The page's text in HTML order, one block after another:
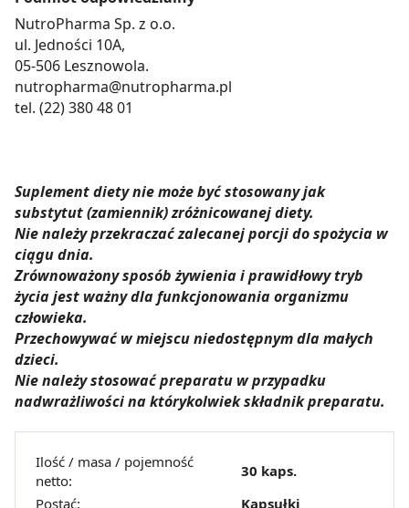
NutroPharma Sp. z o.o.
ul. Jedności 10A,
05-506 Lesznowola.
nutropharma@nutropharma.pl
tel. (22) 380 48 01
Suplement diety nie może być stosowany jak
substytut (zamiennik) zróżnicowanej diety.
Nie należy przekraczać zalecanej porcji do spożycia w
ciągu dnia.
Zrównoważony sposób żywienia i prawidłowy tryb
życia jest ważny dla funkcjonowania organizmu
człowieka.
Przechowywać w miejscu niedostępnym dla małych
dzieci.
Nie należy stosować preparatu w przypadku
nadwrażliwości na którykolwiek składnik preparatu.
Ilość / masa / pojemność
netto:
30 kaps.
Postać:
Kapsułki